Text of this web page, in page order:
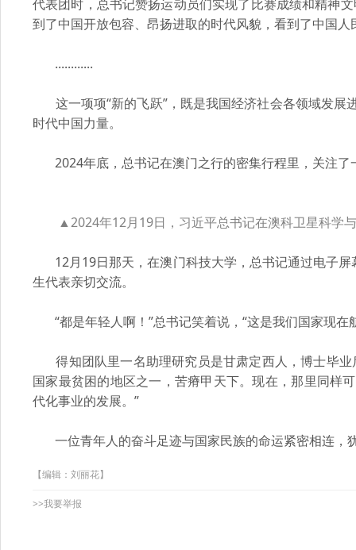
代表团时，总书记赞扬运动员们实现了比赛成绩和精神
到了中国开放包容、昂扬进取的时代风貌，看到了中国人
............
这一项项“新的飞跃”，既是我国经济社会各领域发展
时代中国力量。
2024年底，总书记在澳门之行的密集行程里，关注了
▲2024年12月19日，习近平总书记在澳科卫星科学
12月19日那天，在澳门科技大学，总书记通过电子屏
生代表亲切交流。
“都是年轻人啊！”总书记笑着说，“这是我们国家现在
得知团队里一名助理研究员是甘肃定西人，博士毕业
国家最贫困的地区之一，苦瘠甲天下。现在，那里同样
代化事业的发展。”
一位青年人的奋斗足迹与国家民族的命运紧密相连
【编辑：刘丽花】
>>我要举报